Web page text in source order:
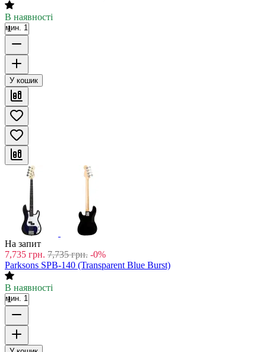
В наявності
мин. 1
У кошик
На запит
7,735 грн. 7,735 грн. -0%
Parksons SPB-140 (Transparent Blue Burst)
В наявності
мин. 1